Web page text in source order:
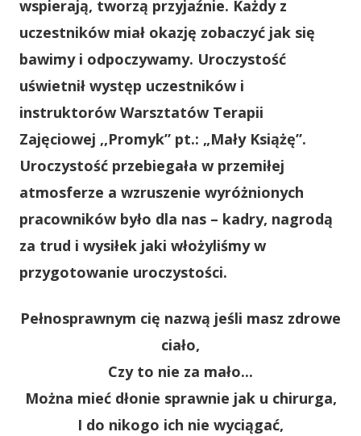
wspierają, tworzą przyjaźnie. Każdy z
uczestników miał okazję zobaczyć jak się
bawimy i odpoczywamy. Uroczystość
uświetnił występ uczestników i
instruktorów Warsztatów Terapii
Zajęciowej ,,Promyk” pt.: „Mały Książę”.
Uroczystość przebiegała w przemiłej
atmosferze a wzruszenie wyróżnionych
pracowników było dla nas – kadry, nagrodą
za trud i wysiłek jaki włożyliśmy w
przygotowanie uroczystości.
Pełnosprawnym cię nazwą jeśli masz zdrowe
ciało,
Czy to nie za mało...
Można mieć dłonie sprawnie jak u chirurga,
I do nikogo ich nie wyciągać,